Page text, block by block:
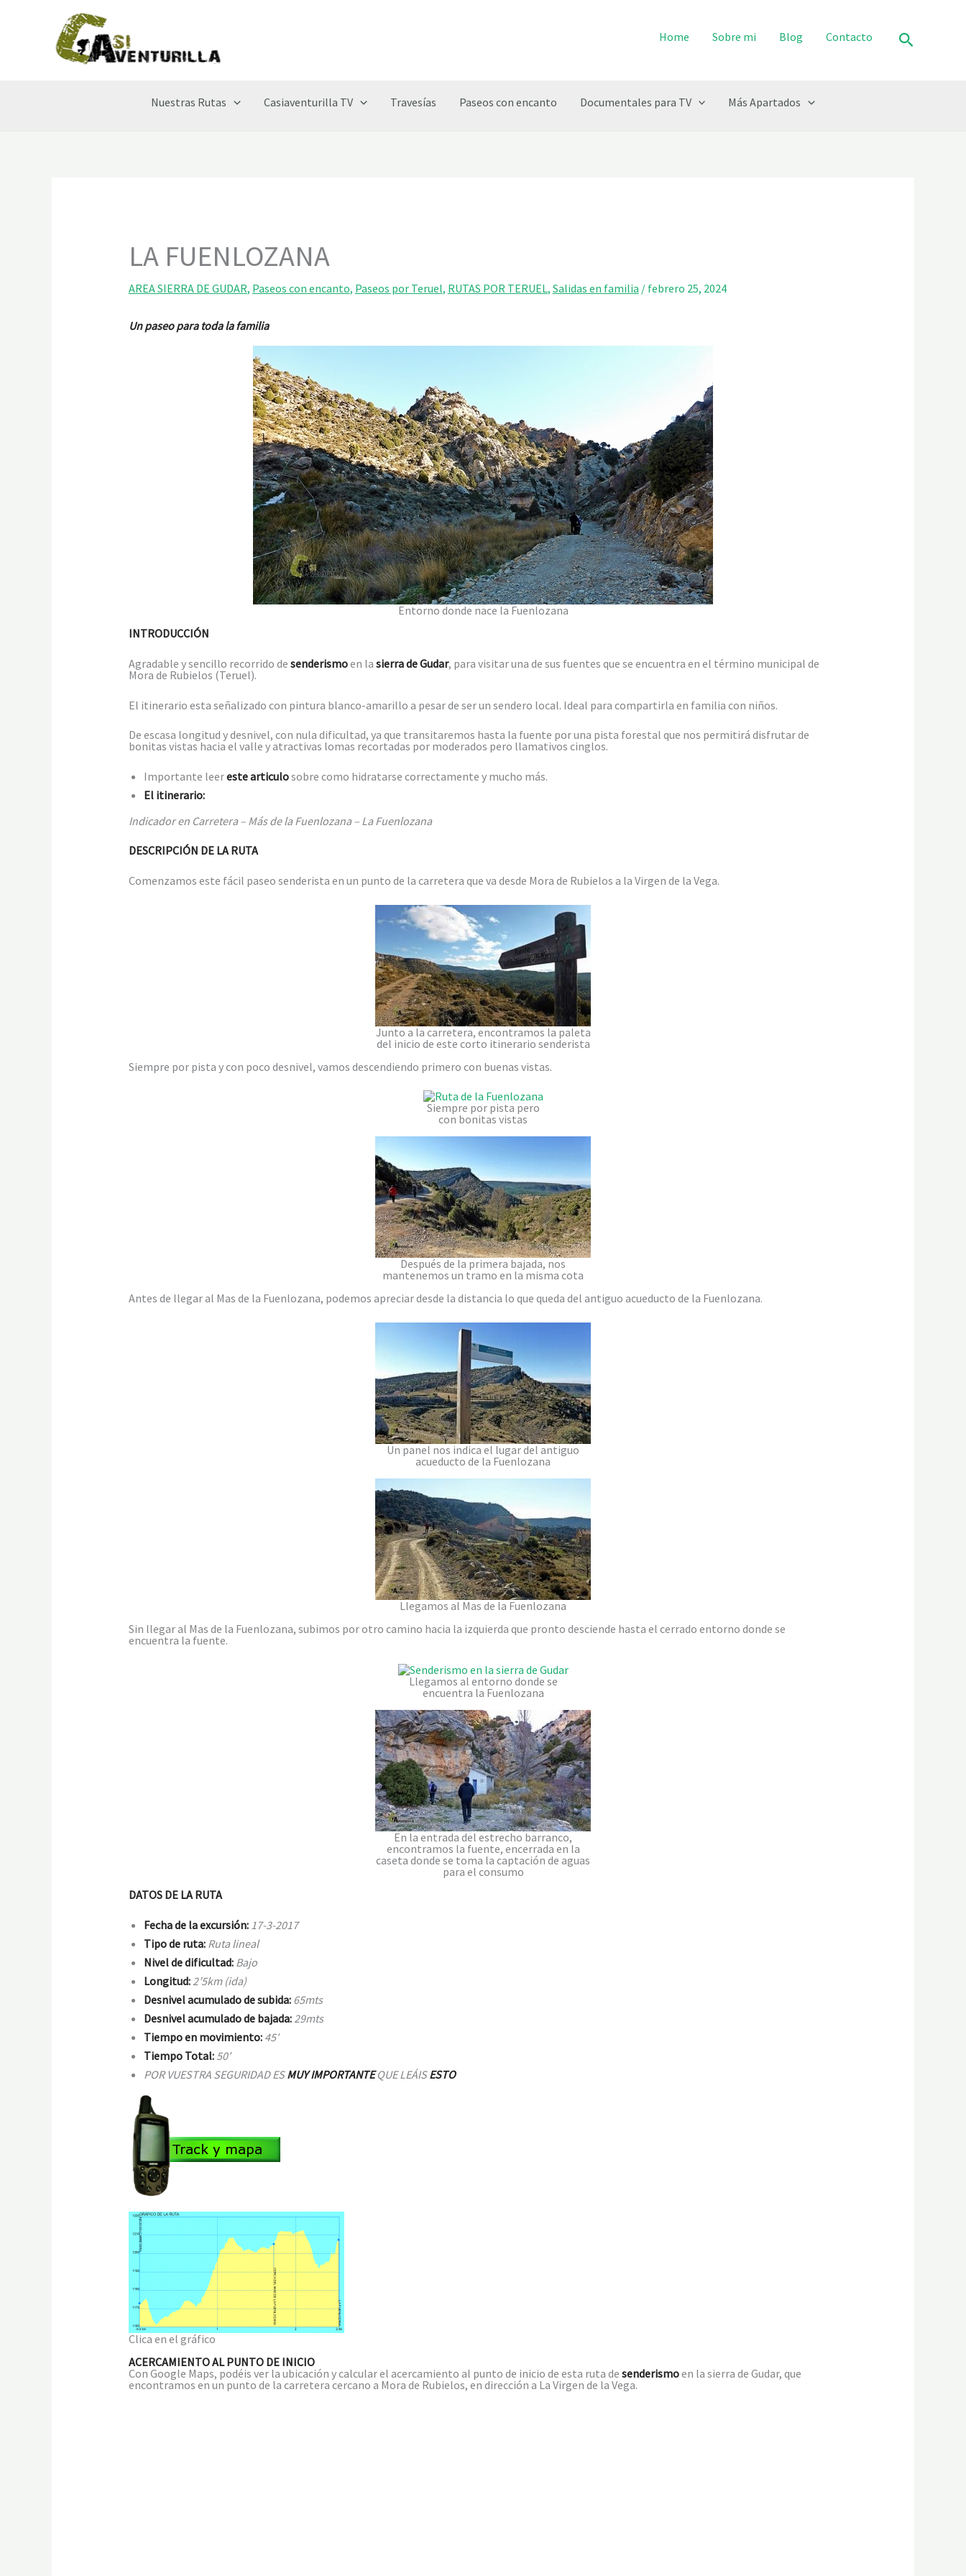
Home Sobre mi Blog Contacto Buscar
Nuestras Rutas Casiaventurilla TV Travesías Paseos con encanto Documentales para TV Más Apartados
LA FUENLOZANA
AREA SIERRA DE GUDAR, Paseos con encanto, Paseos por Teruel, RUTAS POR TERUEL, Salidas en familia / febrero 25, 2024
Un paseo para toda la familia
Entorno donde nace la Fuenlozana
INTRODUCCIÓN
Agradable y sencillo recorrido de senderismoen la sierra de Gudar, para visitar una de sus fuentes que se encuentra en el término municipal de
Mora de Rubielos (Teruel).
El itinerario esta señalizado con pintura blanco-amarillo a pesar de ser un sendero local. Ideal para compartirla en familia con niños.
De escasa longitud y desnivel, con nula dificultad, ya que transitaremos hasta la fuente por una pista forestal que nos permitirá disfrutar de
bonitas vistas hacia el valle y atractivas lomas recortadas por moderados pero llamativos cinglos.
Importante leereste articulosobre como hidratarse correctamente y mucho más.
El itinerario:
Indicador en Carretera – Más de la Fuenlozana – La Fuenlozana
DESCRIPCIÓN DE LA RUTA
Comenzamos este fácil paseo senderista en un punto de la carretera que va desde Mora de Rubielos a la Virgen de la Vega.
Junto a la carretera, encontramos la paleta
del inicio de este corto itinerario senderista
Siempre por pista y con poco desnivel, vamos descendiendo primero con buenas vistas.
Siempre por pista pero
con bonitas vistas
Después de la primera bajada, nos
mantenemos un tramo en la misma cota
Antes de llegar al Mas de la Fuenlozana, podemos apreciar desde la distancia lo que queda del antiguo acueducto de la Fuenlozana.
Un panel nos indica el lugar del antiguo
acueducto de la Fuenlozana
Llegamos al Mas de la Fuenlozana
Sin llegar al Mas de la Fuenlozana, subimos por otro camino hacia la izquierda que pronto desciende hasta el cerrado entorno donde se
encuentra la fuente.
Llegamos al entorno donde se
encuentra la Fuenlozana
En la entrada del estrecho barranco,
encontramos la fuente, encerrada en la
caseta donde se toma la captación de aguas
para el consumo
DATOS DE LA RUTA
Fecha de la excursión: 17-3-2017
Tipo de ruta: Ruta lineal
Nivel de dificultad: Bajo
Longitud:2’5km (ida)
Desnivel acumulado de subida: 65mts
Desnivel acumulado de bajada: 29mts
Tiempo en movimiento: 45′
Tiempo Total: 50′
POR VUESTRA SEGURIDAD ESMUY IMPORTANTEQUE LEÁISESTO
Clica en el gráfico
ACERCAMIENTO AL PUNTO DE INICIO
Con Google Maps, podéis ver la ubicación y calcular el acercamiento al punto de inicio de esta ruta de senderismoen la sierra de Gudar, que
encontramos en un punto de la carretera cercano a Mora de Rubielos, en dirección a La Virgen de la Vega.